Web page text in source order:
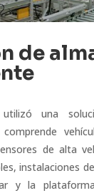
de
una
de alta
instalaciones
y la